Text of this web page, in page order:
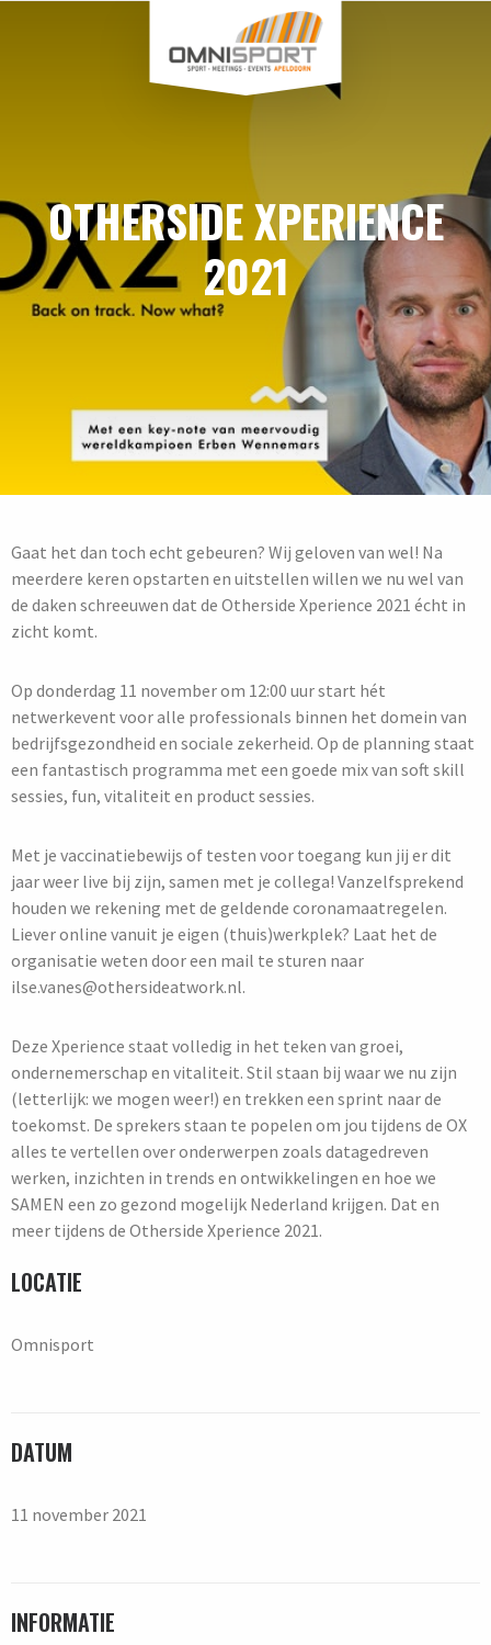
OTHERSIDE XPERIENCE
2021
Gaat het dan toch echt gebeuren? Wij geloven van wel! Na
meerdere keren opstarten en uitstellen willen we nu wel van
de daken schreeuwen dat de Otherside Xperience 2021 écht in
zicht komt.
Op donderdag 11 november om 12:00 uur start hét
netwerkevent voor alle professionals binnen het domein van
bedrijfsgezondheid en sociale zekerheid. Op de planning staat
een fantastisch programma met een goede mix van soft skill
sessies, fun, vitaliteit en product sessies.
Met je vaccinatiebewijs of testen voor toegang kun jij er dit
jaar weer live bij zijn, samen met je collega! Vanzelfsprekend
houden we rekening met de geldende coronamaatregelen.
Liever online vanuit je eigen (thuis)werkplek? Laat het de
organisatie weten door een mail te sturen naar
ilse.vanes@othersideatwork.nl.
Deze Xperience staat volledig in het teken van groei,
ondernemerschap en vitaliteit. Stil staan bij waar we nu zijn
(letterlijk: we mogen weer!) en trekken een sprint naar de
toekomst. De sprekers staan te popelen om jou tijdens de OX
alles te vertellen over onderwerpen zoals datagedreven
werken, inzichten in trends en ontwikkelingen en hoe we
SAMEN een zo gezond mogelijk Nederland krijgen. Dat en
meer tijdens de Otherside Xperience 2021.
LOCATIE
Omnisport
DATUM
11 november 2021
INFORMATIE